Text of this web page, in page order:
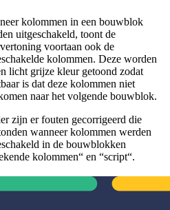
kolommen in een bouwblok
uitgeschakeld, toont de
voortaan ook de
kolommen. Deze worden
licht grijze kleur getoond zodat
is dat deze kolommen niet
naar het volgende bouwblok.
zijn er fouten gecorrigeerd die
wanneer kolommen werden
in de bouwblokken
kolommen“ en “script“.